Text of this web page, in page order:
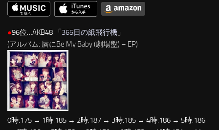
●96位…AKB48 「365日の紙飛行機 」
(アルバム: 唇にBe My Baby (劇場盤) – EP)
0時:175 → 1時:185 → 2時:187 → 3時:185 → 4時:186 → 5時:186